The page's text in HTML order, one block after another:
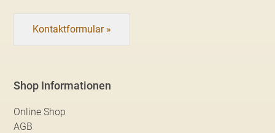
Kontaktformular »
Shop Informationen
Online Shop
AGB